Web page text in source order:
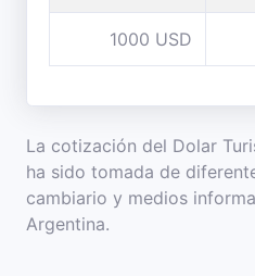
1000 USD
La cotización del Dolar
ha sido tomada de
cambiario y medios
Argentina.